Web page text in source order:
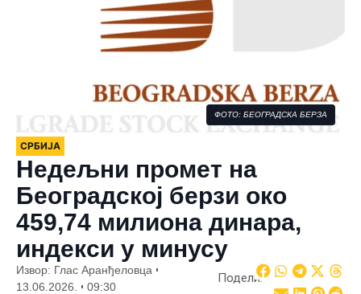
ФОТО: БЕОГРАДСКА БЕРЗА
СРБИЈА
Недељни промет на
Београдској берзи око
459,74 милиона динара,
индекси у минусу
Извор: Глас Аранђеловца
13.06.2026.
09:30
Подели: